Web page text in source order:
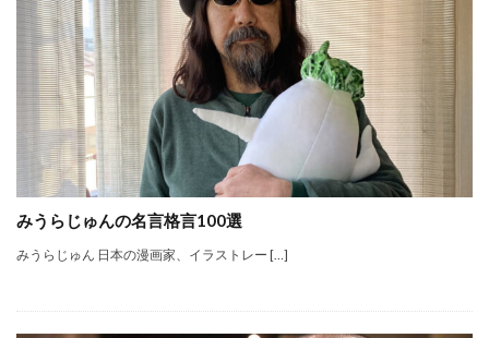
みうらじゅんの名言格言100選
みうらじゅん 日本の漫画家、イラストレー […]